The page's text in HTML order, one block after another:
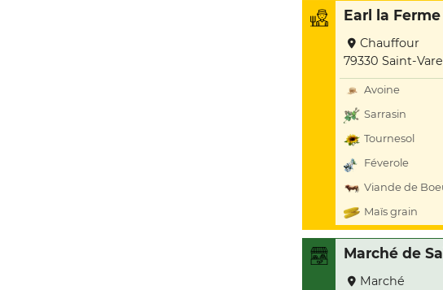
Earl la
Chauffour
79330 Saint-
Avoine
Sarrasin
Tournesol
Féverole
Viande de
Maïs grain
Marché de
Marché